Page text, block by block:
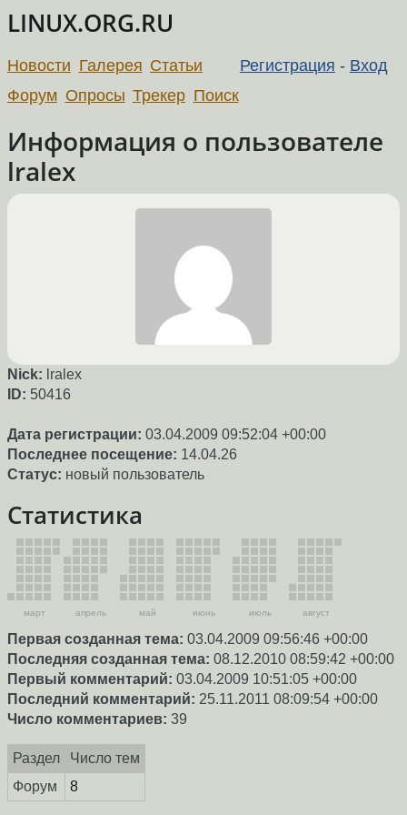
LINUX.ORG.RU
Регистрация - Вход
Новости Галерея Статьи
Форум Опросы Трекер Поиск
Информация о пользователе
lralex
Nick: lralex
ID: 50416
Дата регистрации: 03.04.2009 09:52:04 +00:00
Последнее посещение: 14.04.26
Статус: новый пользователь
Статистика
март апрель май июнь июль август
Первая созданная тема: 03.04.2009 09:56:46 +00:00
Последняя созданная тема: 08.12.2010 08:59:42 +00:00
Первый комментарий: 03.04.2009 10:51:05 +00:00
Последний комментарий: 25.11.2011 08:09:54 +00:00
Число комментариев: 39
Раздел
Число тем
Форум
8